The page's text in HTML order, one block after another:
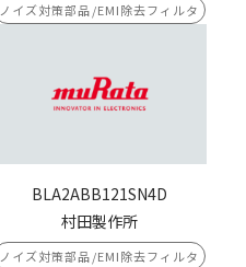
ノイズ対策部品/EMI除去フィルタ
BLA2ABB121SN4D
村田製作所
ノイズ対策部品/EMI除去フィルタ